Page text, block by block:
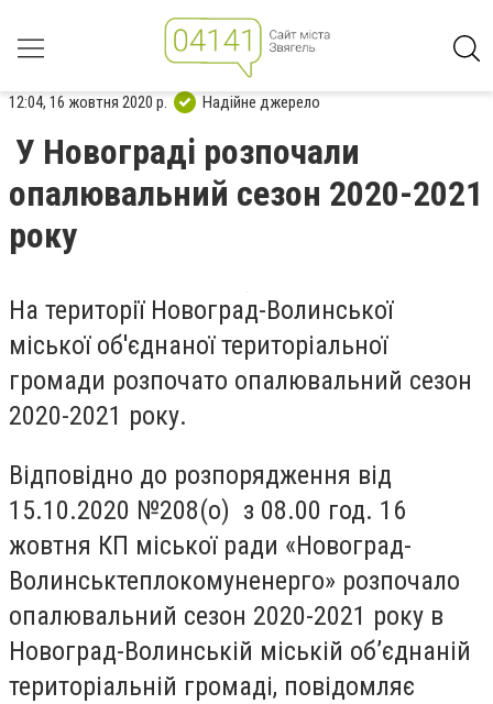
12:04, 16 жовтня 2020 р. Надійне джерело
У Новограді розпочали
опалювальний сезон 2020-2021
року
На території Новоград-Волинської
міської об'єднаної територіальної
громади розпочато опалювальний сезон
2020-2021 року.
Відповідно до розпорядження від
15.10.2020 №208(о) з 08.00 год. 16
жовтня КП міської ради «Новоград-
Волинськтеплокомуненерго» розпочало
опалювальний сезон 2020-2021 року в
Новоград-Волинській міській об’єднаній
територіальній громаді, повідомляє